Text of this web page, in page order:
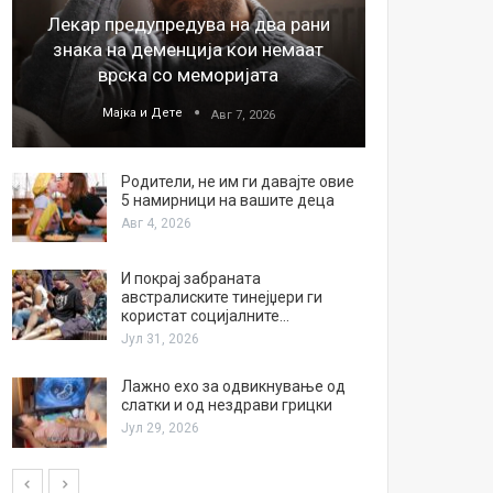
Лекар предупредува на два рани
знака на деменција кои немаат
врска со меморијата
Мајка и Дете Авг 7, 2026
Родители, не им ги давајте овие
5 намирници на вашите деца
Авг 4, 2026
И покрај забраната
австралиските тинејџери ги
користат социјалните…
Јул 31, 2026
Лажно ехо за одвикнување од
слатки и од нездрави грицки
Јул 29, 2026